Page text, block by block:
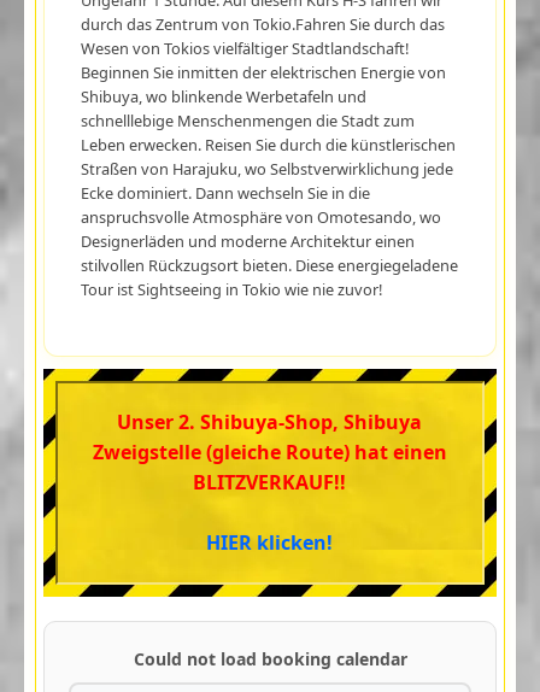
durch das Zentrum von Tokio.Fahren Sie durch das
Wesen von Tokios vielfältiger Stadtlandschaft!
Beginnen Sie inmitten der elektrischen Energie von
Shibuya, wo blinkende Werbetafeln und
schnelllebige Menschenmengen die Stadt zum
Leben erwecken. Reisen Sie durch die künstlerischen
Straßen von Harajuku, wo Selbstverwirklichung jede
Ecke dominiert. Dann wechseln Sie in die
anspruchsvolle Atmosphäre von Omotesando, wo
Designerläden und moderne Architektur einen
stilvollen Rückzugsort bieten. Diese energiegeladene
Tour ist Sightseeing in Tokio wie nie zuvor!
Unser 2. Shibuya-Shop, Shibuya
Zweigstelle (gleiche Route) hat einen
BLITZVERKAUF!!
HIER klicken!
Could not load booking calendar